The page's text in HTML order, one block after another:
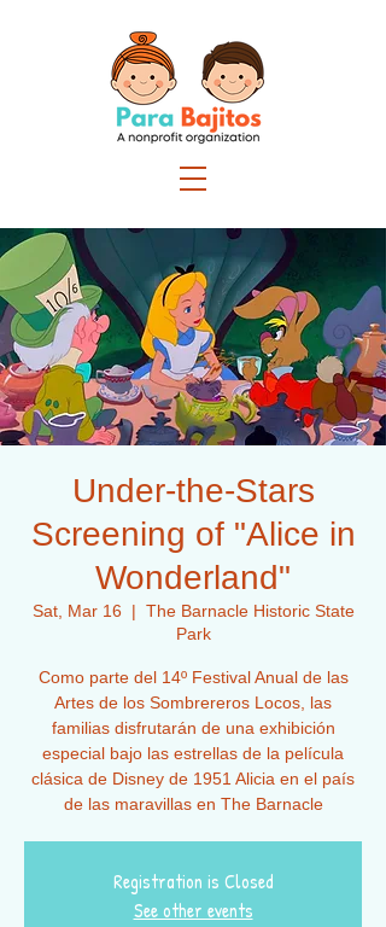
Under-the-Stars
Screening of "Alice in
Wonderland"
Sat, Mar 16
  |
The Barnacle Historic State
Park
Como parte del 14º Festival Anual de las
Artes de los Sombrereros Locos, las
familias disfrutarán de una exhibición
especial bajo las estrellas de la película
clásica de Disney de 1951 Alicia en el país
de las maravillas en The Barnacle
Registration is Closed
See other events